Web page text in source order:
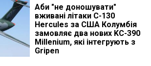
Аби "не доношувати"
вживані літаки C-130
Hercules за США Колумбія
замовляє два нових KC-390
Millenium, які інтегрують з
Gripen